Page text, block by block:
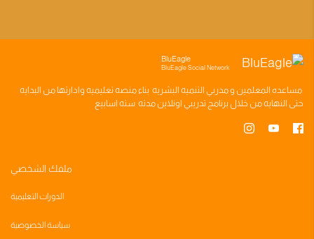
BluEagle
BluEagle Social Network
مساعده المعلمين ومدربي التنميه البشريه بناءمنصه تعليميه وادارتها من البدايه
حتى النهايه من خلال برنامج تدريبي اونلاين مدته سته اسابيع
ملفك الشخصي
الدورات التعليمية
سياسة الخصوصية